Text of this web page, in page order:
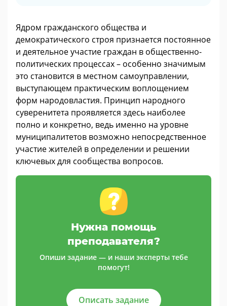
Ядром гражданского общества и
демократического строя признается постоянное
и деятельное участие граждан в общественно-
политических процессах – особенно значимым
это становится в местном самоуправлении,
выступающем практическим воплощением
форм народовластия. Принцип народного
суверенитета проявляется здесь наиболее
полно и конкретно, ведь именно на уровне
муниципалитетов возможно непосредственное
участие жителей в определении и решении
ключевых для сообщества вопросов.
Нужна помощь
преподавателя?
Опиши задание — и наши эксперты тебе
помогут!
Описать задание